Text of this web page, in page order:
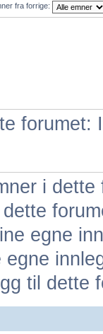
fra forrige:
i dette
egne
egne
til dette